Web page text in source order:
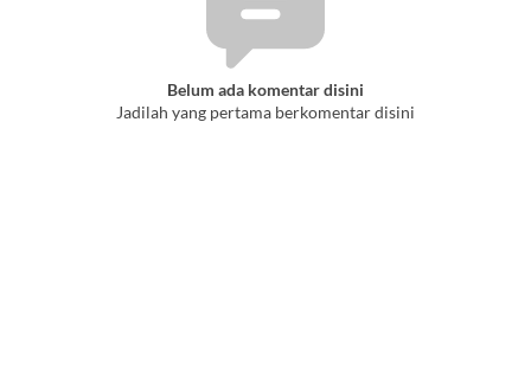
Belum ada komentar disini
Jadilah yang pertama berkomentar disini